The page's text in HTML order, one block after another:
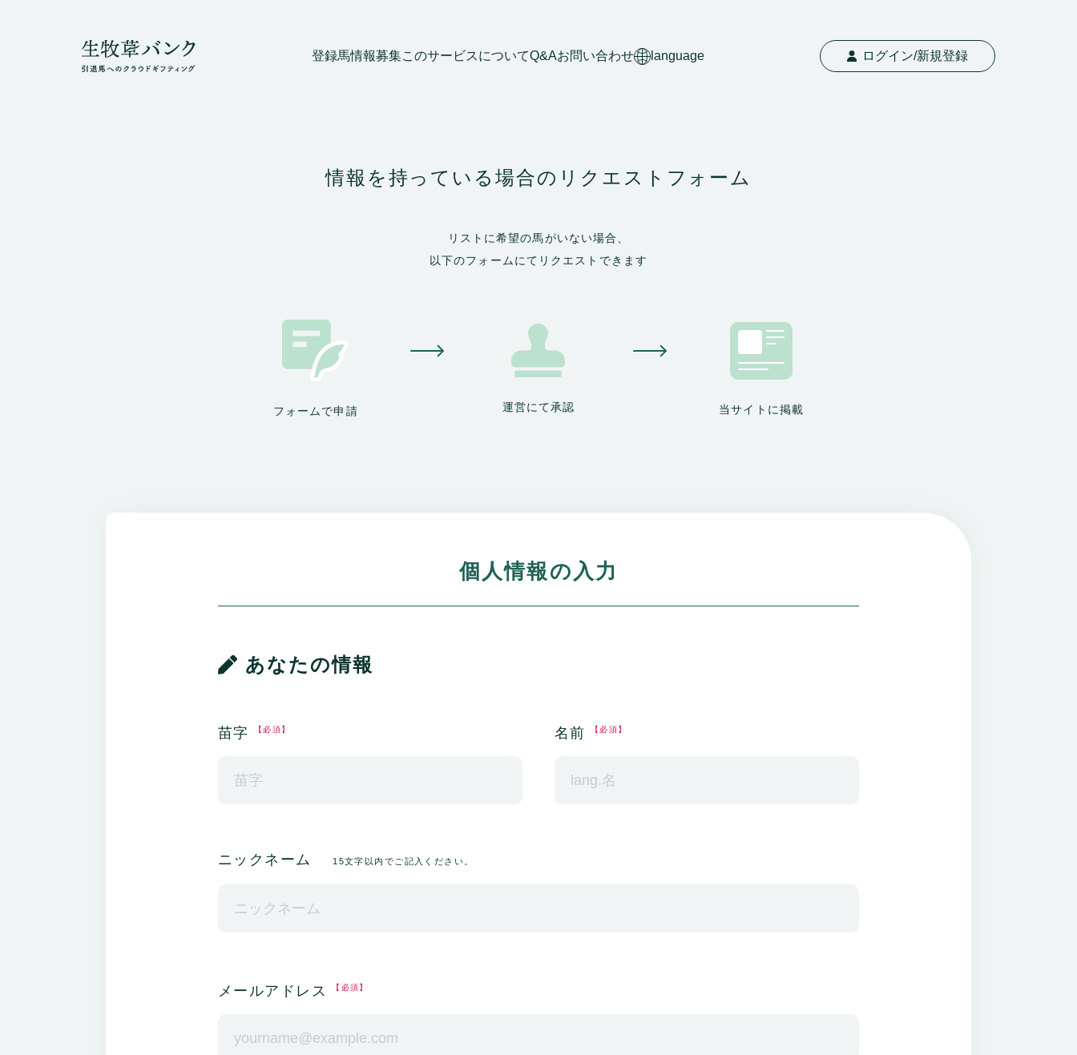
登録馬情報募集このサービスについてQ&Aお問い合わせ language ログイン/新規登録
情報を持っている場合の リクエストフォーム
リストに希望の馬がいない場合、
以下のフォームにてリクエストできます
フォームで申請 運営にて承認 当サイトに掲載
個人情報の入力
あなたの情報
苗字 【必須】 名前 【必須】
ニックネーム 15文字以内でご記入ください。
メールアドレス 【必須】